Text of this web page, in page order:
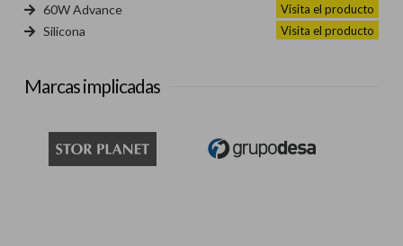
60W Advance Visita el producto
Silicona Visita el producto
Marcas implicadas